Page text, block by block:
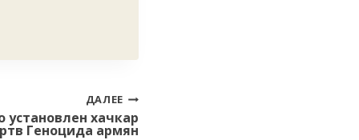
ДАЛЕЕ
установлен хачкар
Геноцида армян